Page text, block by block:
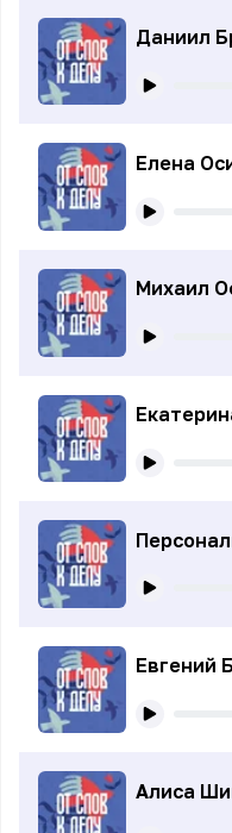
Даниил
Елена
Михаил
Евгений
Алиса